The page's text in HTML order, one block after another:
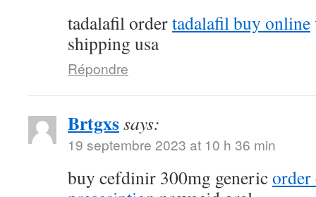
tadalafil ordertadalafil buy online
shipping usa
Répondre
Brtgxssays:
19 septembre 2023 at 10 h 36 min
buy cefdinir 300mg generic